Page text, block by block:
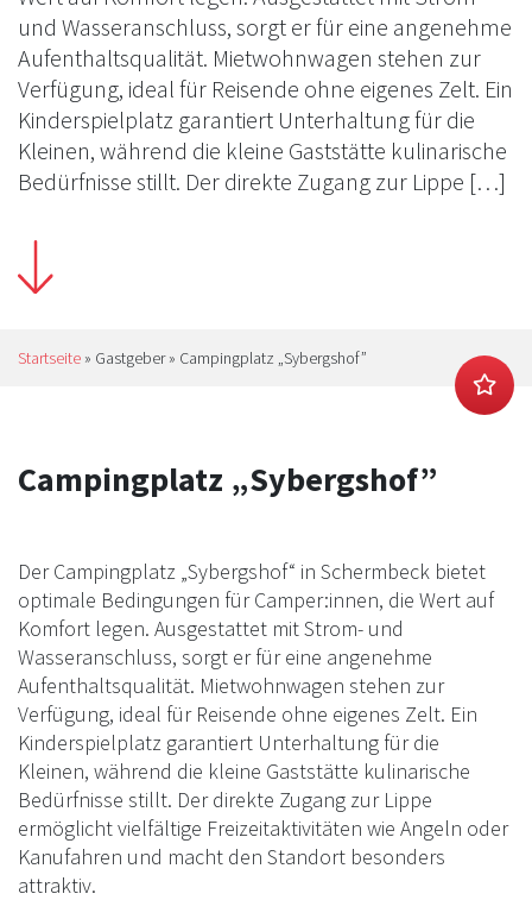
und Wasseranschluss, sorgt er für eine angenehme
Aufenthaltsqualität. Mietwohnwagen stehen zur
Verfügung, ideal für Reisende ohne eigenes Zelt. Ein
Kinderspielplatz garantiert Unterhaltung für die
Kleinen, während die kleine Gaststätte kulinarische
Bedürfnisse stillt. Der direkte Zugang zur Lippe […]
Startseite » Gastgeber» Campingplatz „Sybergshof”
Campingplatz „Sybergshof”
Der Campingplatz „Sybergshof“ in Schermbeck bietet
optimale Bedingungen für Camper:innen, die Wert auf
Komfort legen. Ausgestattet mit Strom- und
Wasseranschluss, sorgt er für eine angenehme
Aufenthaltsqualität. Mietwohnwagen stehen zur
Verfügung, ideal für Reisende ohne eigenes Zelt. Ein
Kinderspielplatz garantiert Unterhaltung für die
Kleinen, während die kleine Gaststätte kulinarische
Bedürfnisse stillt. Der direkte Zugang zur Lippe
ermöglicht vielfältige Freizeitaktivitäten wie Angeln oder
Kanufahren und macht den Standort besonders
attraktiv.